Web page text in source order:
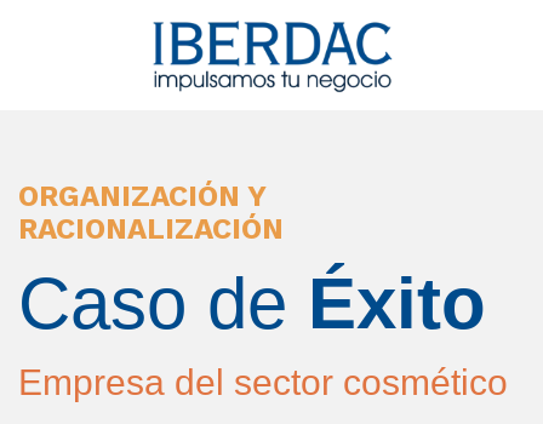
ORGANIZACIÓN Y
RACIONALIZACIÓN
Caso de Éxito
Empresa del sector cosmético